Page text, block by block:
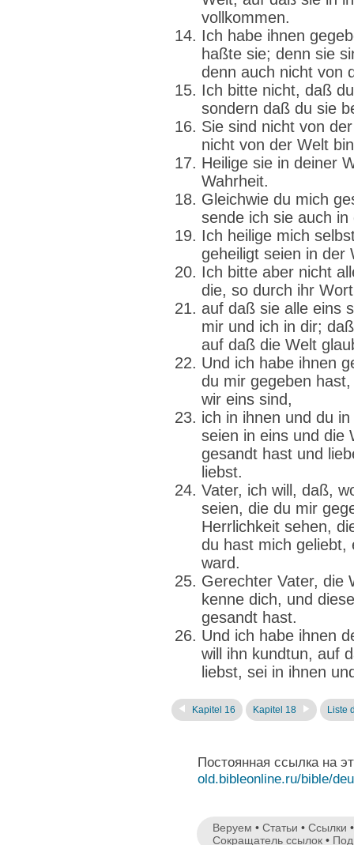
vollkommen.
Ich habe ihnen
haßte sie; denn sie
denn auch nicht von
Ich bitte nicht, daß
sondern daß du sie
Sie sind nicht von
nicht von der Welt
Heilige sie in deiner
Wahrheit.
Gleichwie du mich
sende ich sie auch in
Ich heilige mich
geheiligt seien in der
Ich bitte aber nicht
die, so durch ihr
auf daß sie alle eins
mir und ich in dir;
auf daß die Welt
Und ich habe ihnen
du mir gegeben
wir eins sind,
ich in ihnen und du
seien in eins und die
gesandt hast und
liebst.
Vater, ich will, daß,
seien, die du mir
Herrlichkeit sehen,
du hast mich geliebt,
ward.
Gerechter Vater, die
kenne dich, und
gesandt hast.
Und ich habe ihnen
will ihn kundtun, auf
liebst, sei in ihnen
Kapitel 16 Kapitel 18 Liste
Постоянная ссылка на
old.bibleonline.ru/bible/
Веруем • Статьи • Ссылки
Сокращатель ссылок •